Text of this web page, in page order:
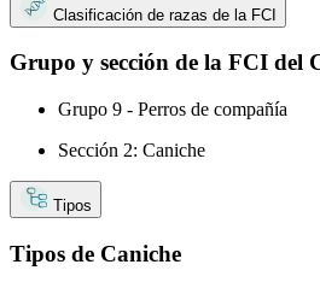
Clasificación de razas de la FCI
Grupo y sección de la FCI del
Grupo 9 - Perros de compañía
Sección 2: Caniche
Tipos
Tipos de Caniche